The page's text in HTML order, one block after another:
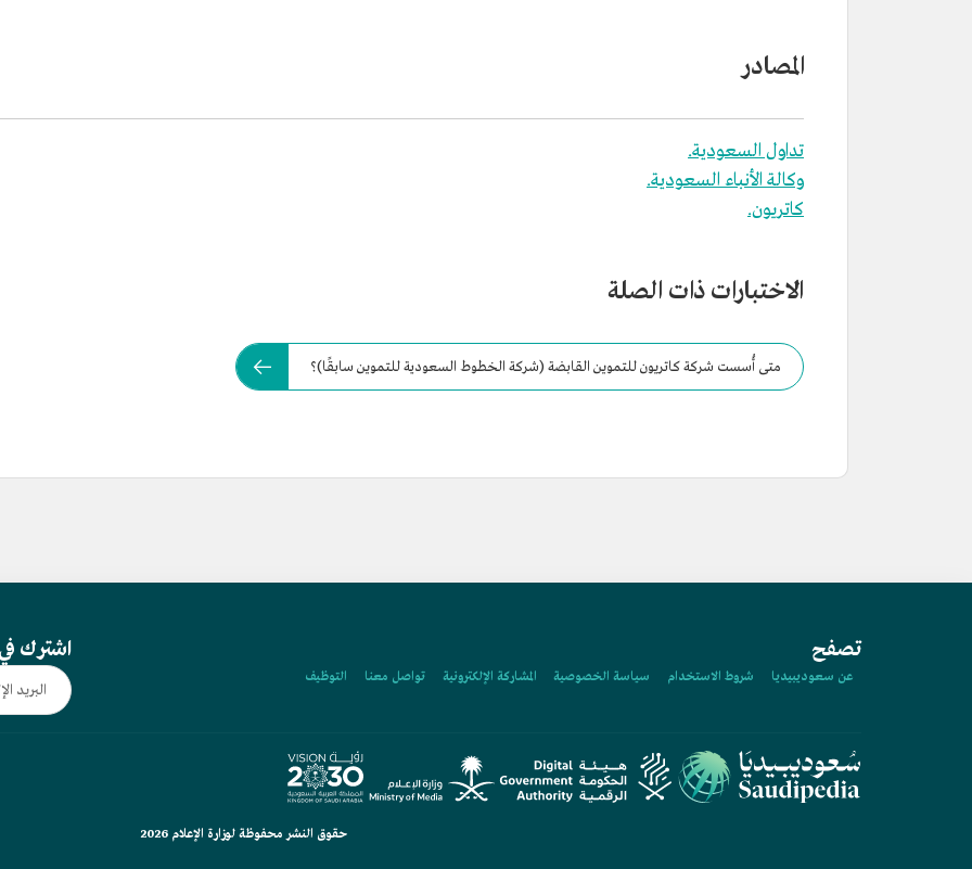
المصادر
تداول السعودية.
وكالة الأنباء السعودية.
كاتريون.
الاختبارات ذات الصلة
متى أُسست شركة كاتريون للتموين القابضة (شركة الخطوط السعودية للتموين سابقًا)؟
تصفح
عن سعوديبيديا شروط الاستخدام سياسة الخصوصية المشاركة الإلكترونية تواصل معنا التوظيف
اشترك
حقوق النشر محفوظة لوزارة الإعلام 2026